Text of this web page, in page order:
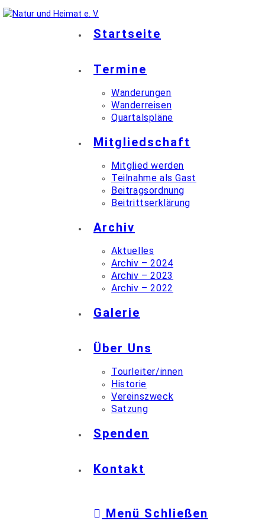
Startseite
Termine
Wanderungen
Wanderreisen
Quartalspläne
Mitgliedschaft
Mitglied werden
Teilnahme als Gast
Beitragsordnung
Beitrittserklärung
Archiv
Aktuelles
Archiv – 2024
Archiv – 2023
Archiv – 2022
Galerie
Über Uns
Tourleiter/innen
Historie
Vereinszweck
Satzung
Spenden
Kontakt
Menü Schließen